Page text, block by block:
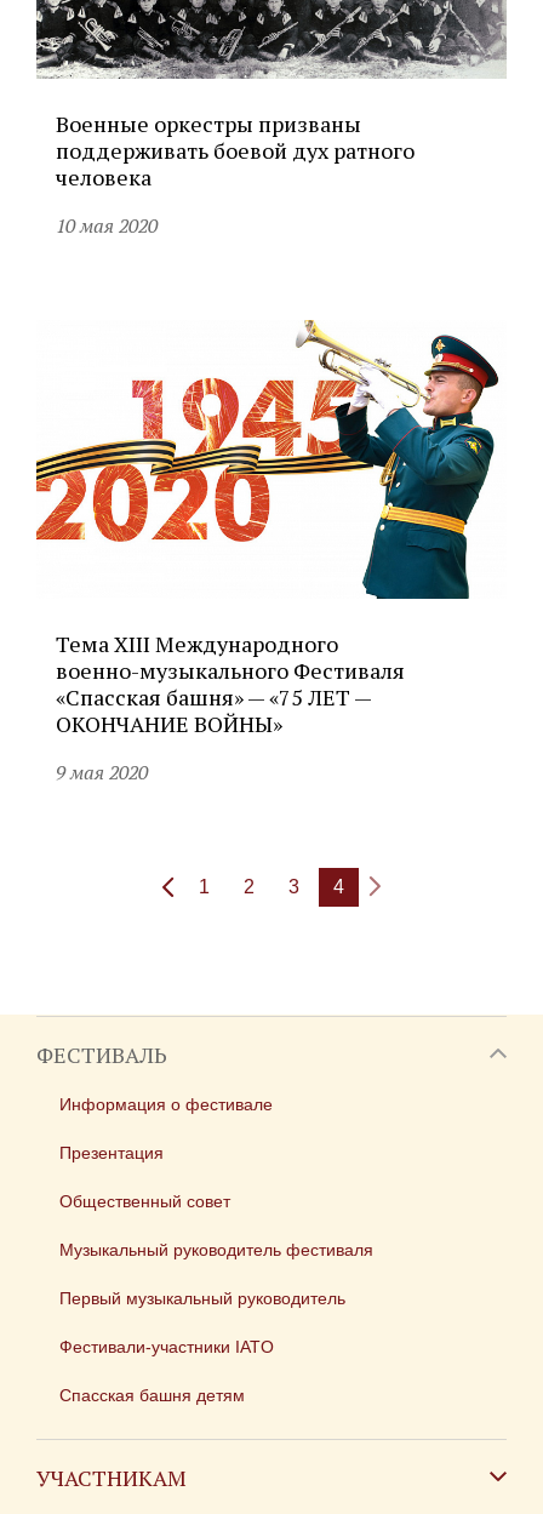
Военные оркестры призваны
поддерживать боевой дух ратного
человека
10 мая 2020
Тема XIII Международного
военно-музыкального Фестиваля
«Спасская башня» — «75 ЛЕТ —
ОКОНЧАНИЕ ВОЙНЫ»
9 мая 2020
1 2 3 4
ФЕСТИВАЛЬ
Информация о фестивале
Презентация
Общественный совет
Музыкальный руководитель фестиваля
Первый музыкальный руководитель
Фестивали-участники IATO
Спасская башня детям
УЧАСТНИКАМ